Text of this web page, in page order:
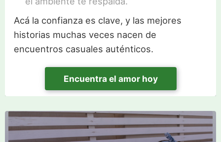
Acá la confianza es clave, y las mejores
historias muchas veces nacen de
encuentros casuales auténticos.
Encuentra el amor hoy